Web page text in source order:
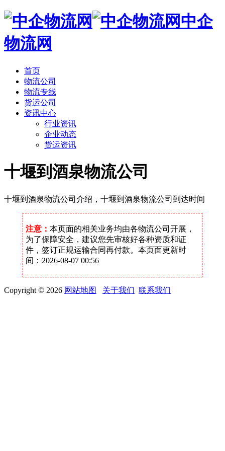
中企
物流网
首页
物流公司
物流专线
货运公司
资讯中心
行业资讯
企业动态
货运资讯
十堰到酒泉物流公司
十堰到酒泉物流公司介绍，十堰到酒泉物流公司到达时间
注意：本页面的相关业务均由各物流公司开展，
为了保障安全，建议您先审核好各种资质和证
件，签订正规运输合同再付款。本页面更新时
间：2026-08-07 00:56
Copyright © 2026 网站地图 关于我们 联系我们